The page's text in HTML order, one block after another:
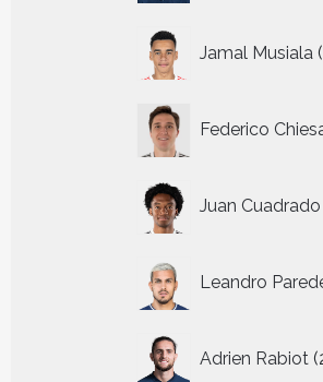
Jamal Musiala
Federico
Juan Cuadrado
Leandro
Adrien Rabiot